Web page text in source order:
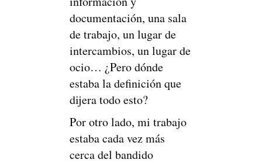
documentación, una sala
de trabajo, un lugar de
intercambios, un lugar de
ocio… ¿Pero dónde
estaba la definición que
dijera todo esto?
Por otro lado, mi trabajo
estaba cada vez más
cerca del bandido